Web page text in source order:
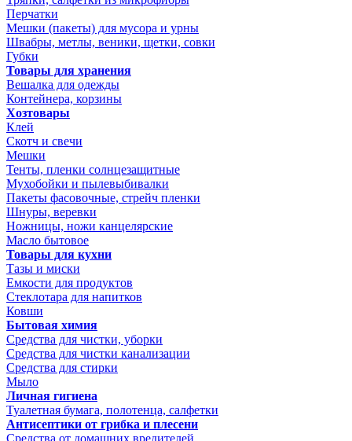
Перчатки
Мешки (пакеты) для мусора и урны
Швабры, метлы, веники, щетки, совки
Губки
Товары для хранения
Вешалка для одежды
Контейнера, корзины
Хозтовары
Клей
Скотч и свечи
Мешки
Тенты, пленки солнцезащитные
Мухобойки и пылевыбивалки
Пакеты фасовочные, стрейч пленки
Шнуры, веревки
Ножницы, ножи канцелярские
Масло бытовое
Товары для кухни
Тазы и миски
Емкости для продуктов
Стеклотара для напитков
Ковши
Бытовая химия
Средства для чистки, уборки
Средства для чистки канализации
Средства для стирки
Мыло
Личная гигиена
Туалетная бумага, полотенца, салфетки
Антисептики от грибка и плесени
Средства от домашних вредителей